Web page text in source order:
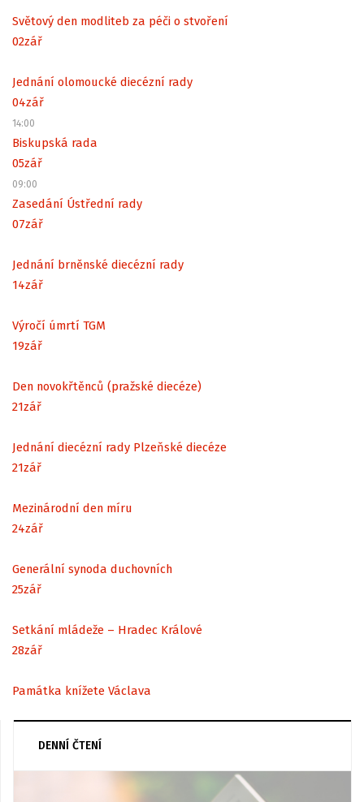
Světový den modliteb za péči o stvoření
02zář
Jednání olomoucké diecézní rady
04zář
14:00
Biskupská rada
05zář
09:00
Zasedání Ústřední rady
07zář
Jednání brněnské diecézní rady
14zář
Výročí úmrtí TGM
19zář
Den novokřtěnců (pražské diecéze)
21zář
Jednání diecézní rady Plzeňské diecéze
21zář
Mezinárodní den míru
24zář
Generální synoda duchovních
25zář
Setkání mládeže – Hradec Králové
28zář
Památka knížete Václava
DENNÍ ČTENÍ